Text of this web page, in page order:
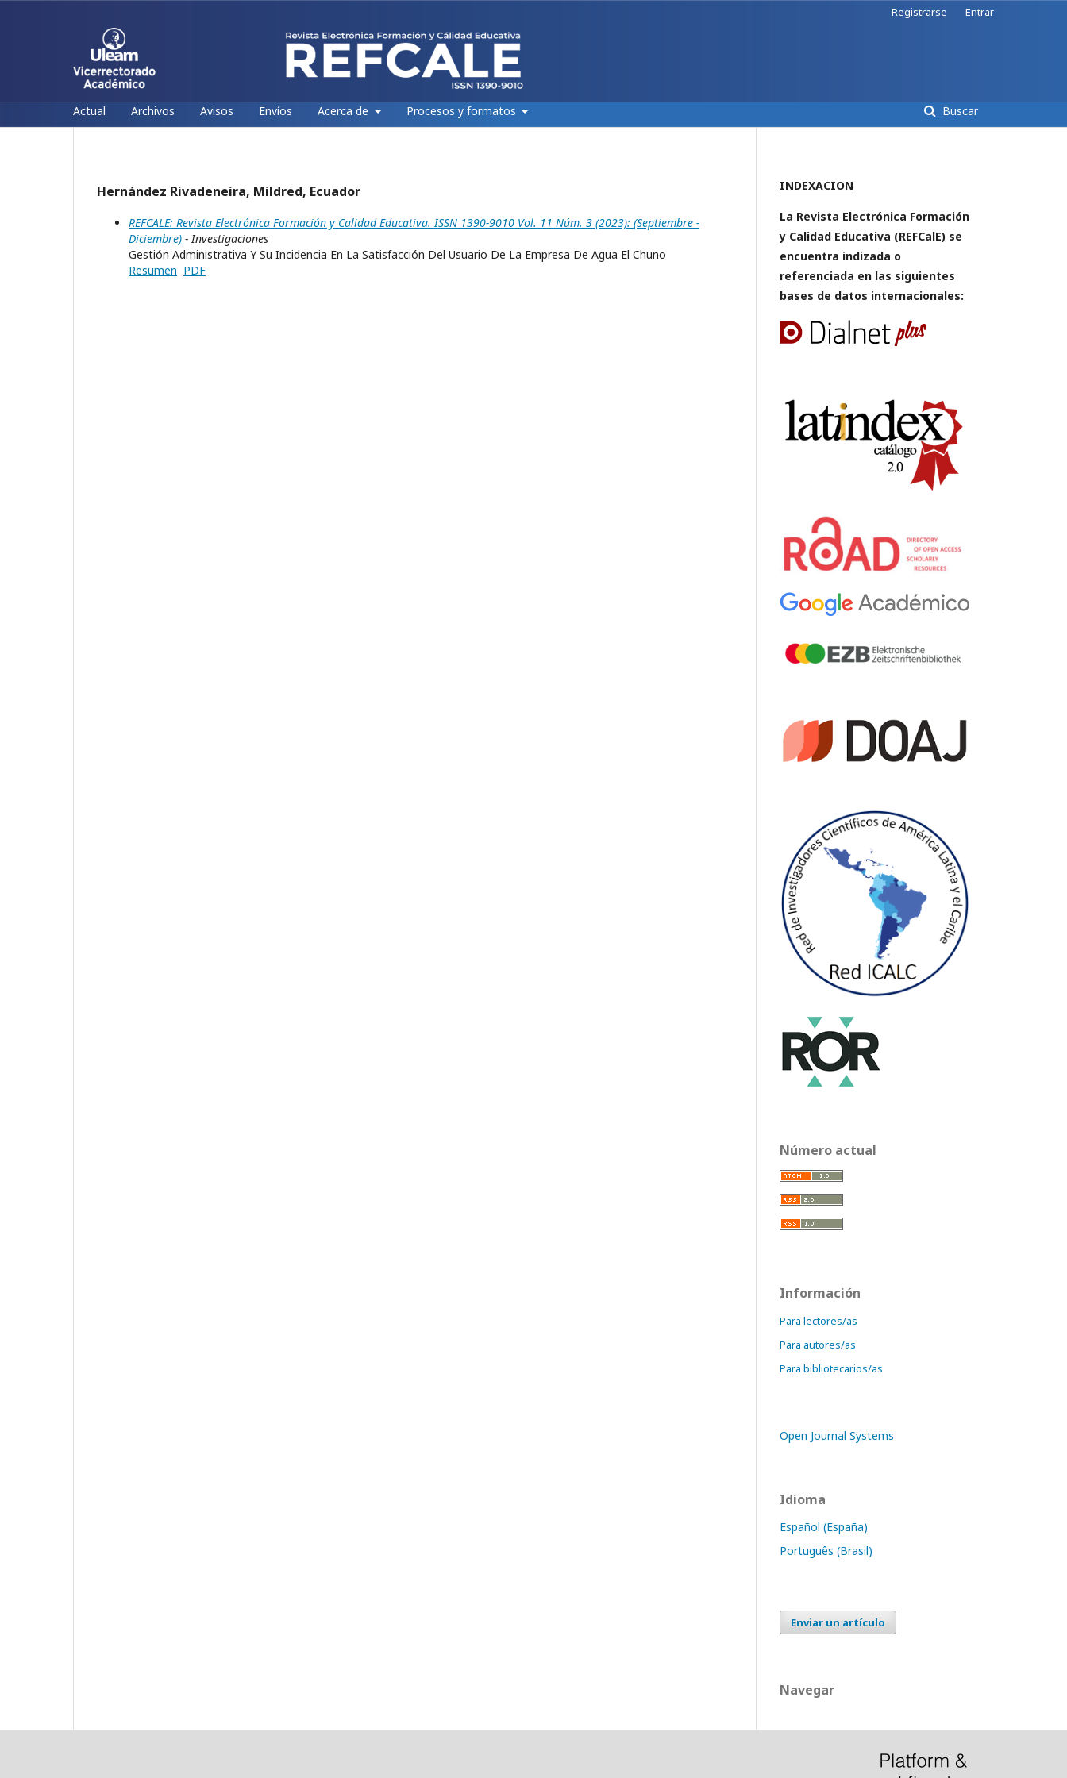
Actual Archivos Avisos Envíos Acerca de Procesos y formatos Buscar
Registrarse Entrar
Hernández Rivadeneira, Mildred, Ecuador
REFCALE: Revista Electrónica Formación y Calidad Educativa. ISSN 1390-9010 Vol. 11 Núm. 3 (2023): (Septiembre -
Diciembre) - Investigaciones
Gestión Administrativa Y Su Incidencia En La Satisfacción Del Usuario De La Empresa De Agua El Chuno
Resumen PDF
INDEXACION
La Revista Electrónica Formación
y Calidad Educativa (REFCalE) se
encuentra indizada o
referenciada en las siguientes
bases de datos internacionales:
Número actual
Información
Para lectores/as
Para autores/as
Para bibliotecarios/as
Open Journal Systems
Idioma
Español (España)
Português (Brasil)
Enviar un artículo
Navegar